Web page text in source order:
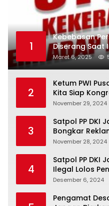
1
Kebebasan
Diserang Saat
Terlarang
Maret 6, 2025
2
Ketum PWI
Kita Siap
Desember 2024
November 29, 2024
3
Satpol PP DKI
Bongkar
November 28, 2024
4
Satpol PP DKI
Ilegal Lolos
Desember 6, 2024
Pengamat